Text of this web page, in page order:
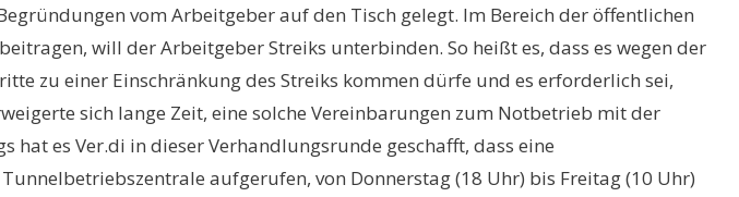
vom Arbeitgeber auf den Tisch gelegt. Im Bereich der öffentlichen
will der Arbeitgeber Streiks unterbinden. So heißt es, dass es wegen der
zu einer Einschränkung des Streiks kommen dürfe und es erforderlich sei,
sich lange Zeit, eine solche Vereinbarungen zum Notbetrieb mit der
hat es Ver.di in dieser Verhandlungsrunde geschafft, dass eine
aufgerufen, von Donnerstag (18 Uhr) bis Freitag (10 Uhr)